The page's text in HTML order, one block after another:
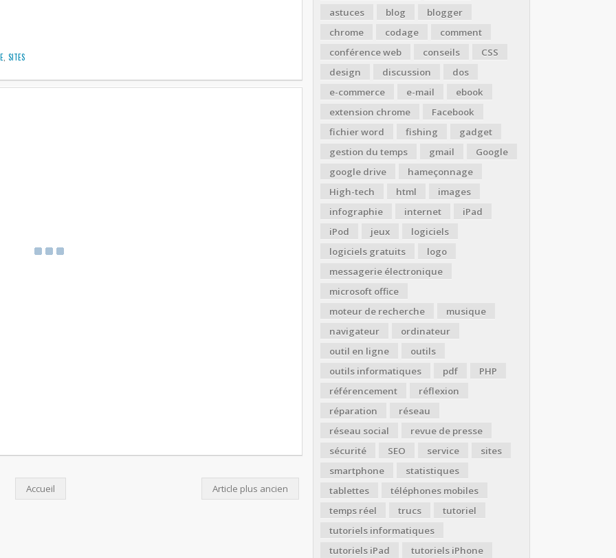
, SITES
Article plus ancien
Accueil
astuces
blog
blogger
chrome
codage
comment
conférence web
conseils
CSS
design
discussion
dos
e-commerce
e-mail
ebook
extension chrome
Facebook
fichier word
fishing
gadget
gestion du temps
gmail
Google
google drive
hameçonnage
High-tech
html
images
infographie
internet
iPad
iPod
jeux
logiciels
logiciels gratuits
logo
messagerie électronique
microsoft office
moteur de recherche
musique
navigateur
ordinateur
outil en ligne
outils
outils informatiques
pdf
PHP
référencement
réflexion
réparation
réseau
réseau social
revue de presse
sécurité
SEO service
sites
smartphone
statistiques
tablettes
téléphones mobiles
temps réel
trucs
tutoriel
tutoriels informatiques
tutoriels iPad
tutoriels iPhone